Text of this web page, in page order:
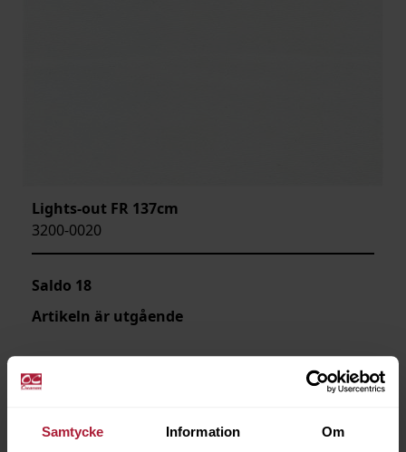
Samtycke Information Om
Lights-out FR 137cm
3200-0020
Saldo 18
Artikeln är utgående